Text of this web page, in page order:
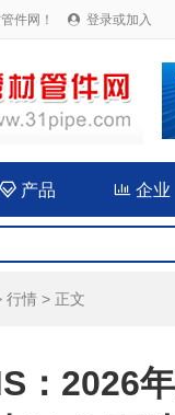
件网！  登录或加入
产品  企业
行情 > 正文
：2026